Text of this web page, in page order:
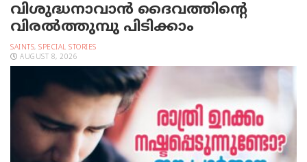
വിശുദ്ധനാവാന്‍ ദൈവത്തിന്റെ
വിരല്‍ത്തുമ്പു പിടിക്കാം
SAINTS, SPECIAL STORIES
AUGUST 8, 2026